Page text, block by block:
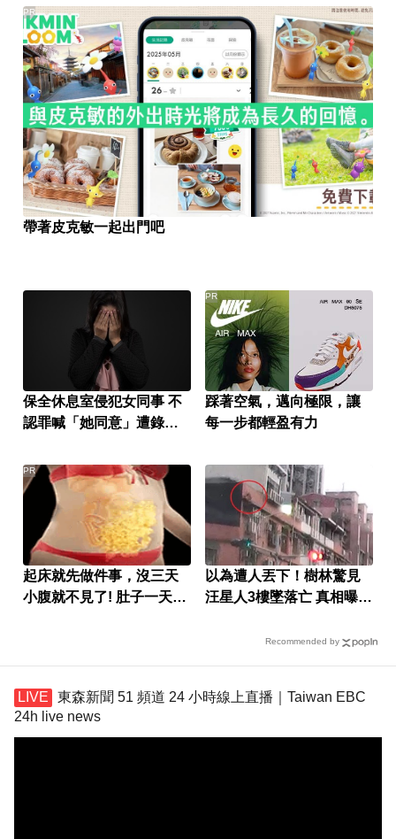
帶著皮克敏一起出門吧
PR
保全休息室侵犯女同事 不
認罪喊「她同意」遭錄音
踩著空氣，邁向極限，讓
每一步都輕盈有力
PR
起床就先做件事，沒三天
小腹就不見了! 肚子一天天
PR
以為遭人丟下！樹林驚見
汪星人3樓墜落亡 真相曝光
Recommended by
東森新聞 51 頻道 24 小時線上直播｜Taiwan EBC
24h live news